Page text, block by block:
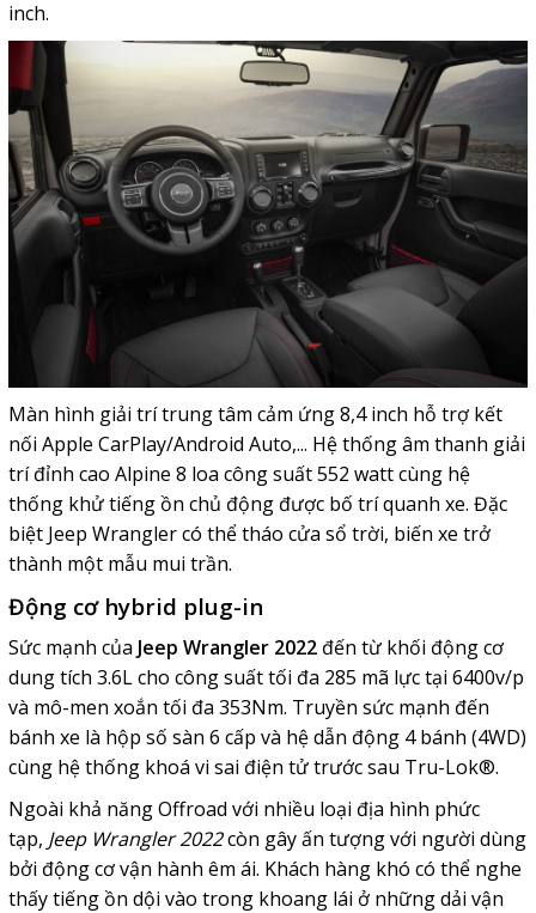
inch.
Màn hình giải trí trung tâm cảm ứng 8,4 inch hỗ trợ kết
nối Apple CarPlay/Android Auto,... Hệ thống âm thanh giải
trí đỉnh cao Alpine 8 loa công suất 552 watt cùng hệ
thống khử tiếng ồn chủ động được bố trí quanh xe. Đặc
biệt Jeep Wrangler có thể tháo cửa sổ trời, biến xe trở
thành một mẫu mui trần.
Động cơ hybrid plug-in
Sức mạnh của Jeep Wrangler 2022đến từkhối động cơ
dung tích 3.6L cho công suất tối đa 285 mã lực tại 6400v/p
và mô-men xoắn tối đa 353Nm. Truyền sức mạnh đến
bánh xe là hộp số sàn 6 cấp và hệ dẫn động 4 bánh (4WD)
cùng hệ thống khoá vi sai điện tử trước sau Tru-Lok®.
Ngoài khả năng Offroad với nhiều loại địa hình phức
tạp, Jeep Wrangler 2022còn gây ấn tượng với người dùng
bởi động cơ vận hành êm ái. Khách hàng khó có thể nghe
thấy tiếng ồn dội vào trong khoang lái ở những dải vận